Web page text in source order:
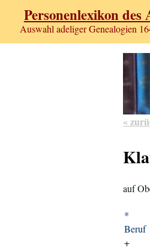
Personenlexikon des
Auswahl adeliger Genealogien
«
auf
*
Beruf
+